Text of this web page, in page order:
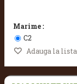
Marime :
C2
Adauga la